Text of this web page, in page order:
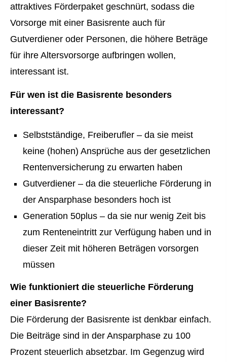
attraktives Förderpaket geschnürt, sodass die
Vorsorge mit einer Basisrente auch für
Gutverdiener oder Per­sonen, die höhere Beträge
für ihre Alters­vorsorge aufbringen wollen,
interessant ist.
Für wen ist die Basisrente besonders
interessant?
Selbstständige, Freiberufler – da sie meist
keine (hohen) Ansprüche aus der gesetzlichen
Rentenversicherung zu erwarten haben
Gutverdiener – da die steuerliche Förderung in
der Ansparphase besonders hoch ist
Generation 50plus – da sie nur wenig Zeit bis
zum Renteneintritt zur Verfügung haben und in
dieser Zeit mit höheren Beträgen vorsorgen
müssen
Wie funktioniert die steuerliche Förderung
einer Basisrente?
Die Förderung der Basisrente ist denkbar einfach.
Die Beiträge sind in der Ansparphase zu 100
Prozent steuerlich absetzbar. Im Gegenzug wird